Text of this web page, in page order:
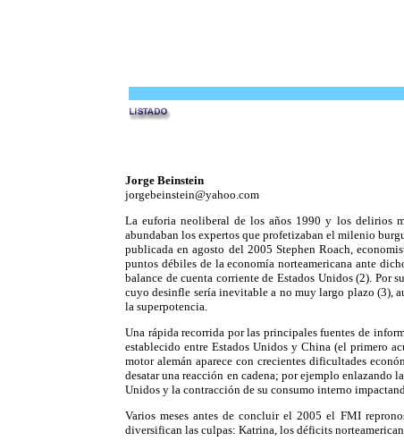
Jorge Beinstein
jorgebeinstein@yahoo.com
La euforia neoliberal de los años 1990 y los delirios
abundaban los expertos que profetizaban el milenio
publicada en agosto del 2005 Stephen Roach,
puntos débiles de la economía norteamericana ante
balance de cuenta corriente de Estados Unidos (2). Por
cuyo desinfle sería inevitable a no muy largo plazo (3),
la superpotencia.
Una rápida recorrida por las principales fuentes de
establecido entre Estados Unidos y China (el primero
motor alemán aparece con crecientes dificultades
desatar una reacción en cadena; por ejemplo enlazando
Unidos y la contracción de su consumo interno
Varios meses antes de concluir el 2005 el FMI
diversifican las culpas: Katrina, los déficits